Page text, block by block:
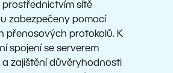
prostřednictvím sítě
zabezpečeny pomocí
přenosových protokolů. K
spojení se serverem
zajištění důvěryhodnosti